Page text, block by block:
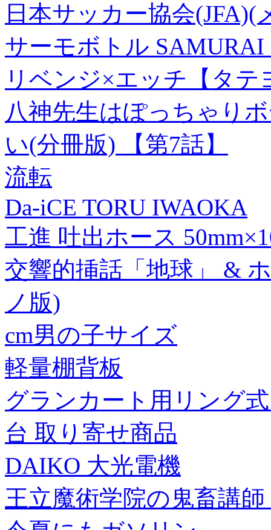
日本サッカー協会
サーモボトル SAMURAI
リベンジ×エッチ【タテ
八神先生はぽっちゃり
い(分冊版) 【第7話】
流転
Da-iCE TORU IWAOKA
工進 吐出ホース
交響的挿話「地球」 &
ノ版)
cm男の子サイズ
軽量棚背板
グランカート用リング
台 取り寄せ商品
DAIKO 大光電機
王立魔術学院の鬼畜講